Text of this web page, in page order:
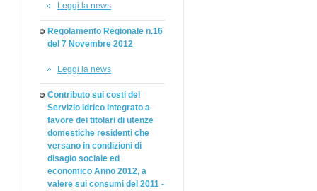
Leggi la news
Regolamento Regionale n.16
del 7 Novembre 2012
Leggi la news
Contributo sui costi del
Servizio Idrico Integrato a
favore dei titolari di utenze
domestiche residenti che
versano in condizioni di
disagio sociale ed
economico Anno 2012, a
valere sui consumi del 2011 -